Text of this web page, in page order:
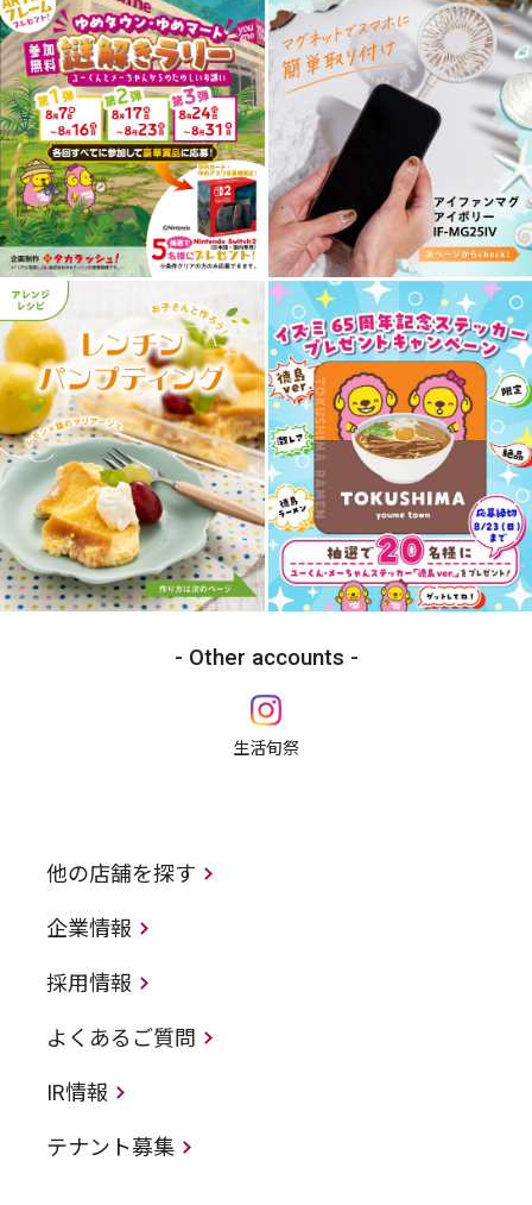
Other accounts
生活旬祭
他の店舗を探す
企業情報
採用情報
よくあるご質問
IR情報
テナント募集